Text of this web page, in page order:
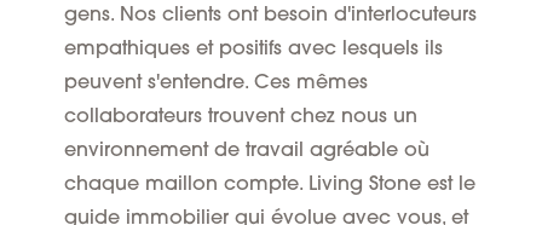
gens. Nos clients ont besoin d'interlocuteurs
empathiques et positifs avec lesquels ils
peuvent s'entendre. Ces mêmes
collaborateurs trouvent chez nous un
environnement de travail agréable où
chaque maillon compte. Living Stone est le
guide immobilier qui évolue avec vous, et